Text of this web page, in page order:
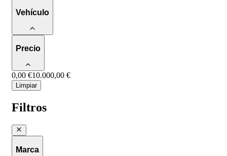
Vehículo
Precio
0,00 €10.000,00 €
Limpiar
Filtros
Marca